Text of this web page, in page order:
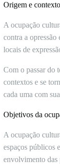
Origem e
A ocupação
contra a opressão
locais de
Com o passar do
contextos e se
cada uma com
Objetivos da
A ocupação
espaços públicos
envolvimento das